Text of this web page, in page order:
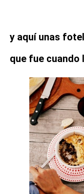
y aquí unas
que fue cuando